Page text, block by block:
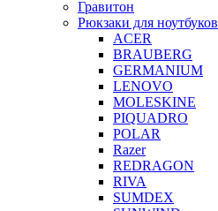
Гравитон
Рюкзаки для ноутбуков
ACER
BRAUBERG
GERMANIUM
LENOVO
MOLESKINE
PIQUADRO
POLAR
Razer
REDRAGON
RIVA
SUMDEX